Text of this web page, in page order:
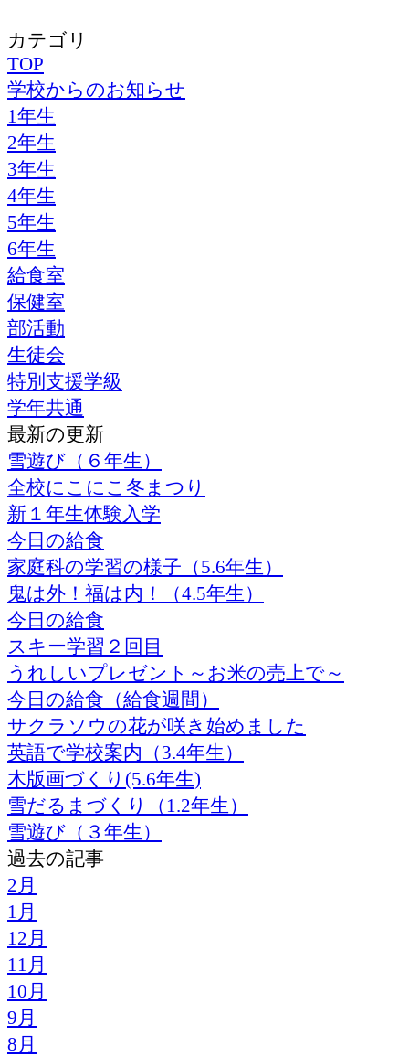
カテゴリ
TOP
学校からのお知らせ
1年生
2年生
3年生
4年生
5年生
6年生
給食室
保健室
部活動
生徒会
特別支援学級
学年共通
最新の更新
雪遊び（６年生）
全校にこにこ冬まつり
新１年生体験入学
今日の給食
家庭科の学習の様子（5.6年生）
鬼は外！福は内！（4.5年生）
今日の給食
スキー学習２回目
うれしいプレゼント～お米の売上で～
今日の給食（給食週間）
サクラソウの花が咲き始めました
英語で学校案内（3.4年生）
木版画づくり(5.6年生)
雪だるまづくり（1.2年生）
雪遊び（３年生）
過去の記事
2月
1月
12月
11月
10月
9月
8月